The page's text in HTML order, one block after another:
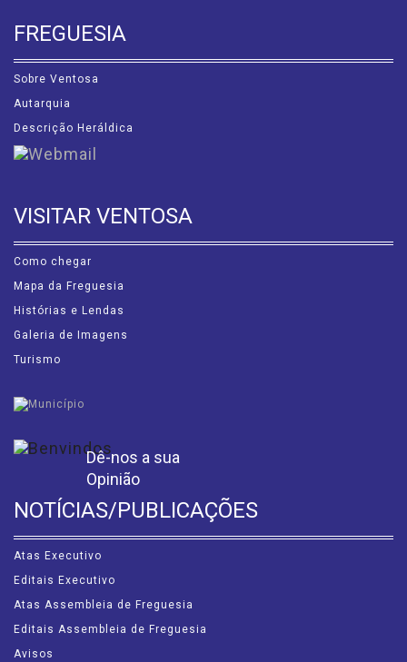
FREGUESIA
Sobre Ventosa
Autarquia
Descrição Heráldica
VISITAR VENTOSA
Como chegar
Mapa da Freguesia
Histórias e Lendas
Galeria de Imagens
Turismo
Dê-nos a sua
Opinião
NOTÍCIAS/PUBLICAÇÕES
Atas Executivo
Editais Executivo
Atas Assembleia de Freguesia
Editais Assembleia de Freguesia
Avisos